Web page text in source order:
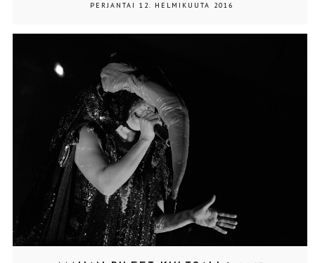
PERJANTAI 12. HELMIKUUTA 2016